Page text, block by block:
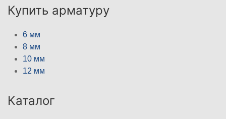
Купить арматуру
6 мм
8 мм
10 мм
12 мм
Каталог